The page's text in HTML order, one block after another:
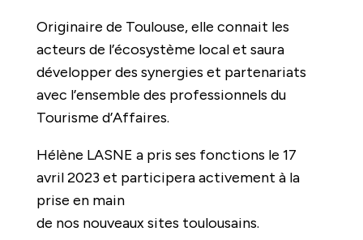
Originaire de Toulouse, elle connait les
acteurs de l’écosystème local et saura
développer des synergies et partenariats
avec l’ensemble des professionnels du
Tourisme d’Affaires.
Hélène LASNE a pris ses fonctions le 17
avril 2023 et participera activement à la
prise en main
de nos nouveaux sites toulousains.